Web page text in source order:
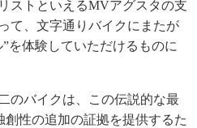
ストといえるMVアグスタの支
て、文字通りバイクにまたが
を体験していただけるものに
のバイクは、この伝説的な最
性の追加の証拠を提供するた